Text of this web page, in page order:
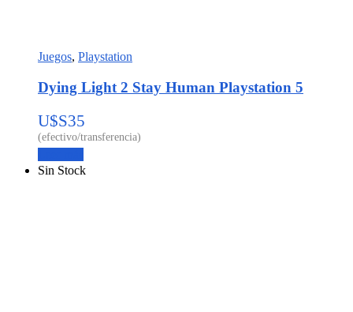
Juegos, Playstation
Dying Light 2 Stay Human Playstation 5
U$S35
Sin Stock